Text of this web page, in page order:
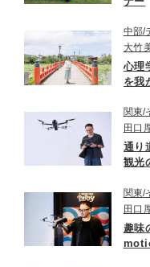
中部
大竹
心理
を我
関東
田口
通り
観光
関東
田口
趣味